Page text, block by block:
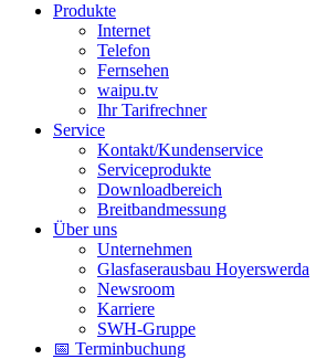
Produkte
Internet
Telefon
Fernsehen
waipu.tv
Ihr Tarifrechner
Service
Kontakt/Kundenservice
Serviceprodukte
Downloadbereich
Breitbandmessung
Über uns
Unternehmen
Glasfaserausbau Hoyerswerda
Newsroom
Karriere
SWH-Gruppe
📅 Terminbuchung